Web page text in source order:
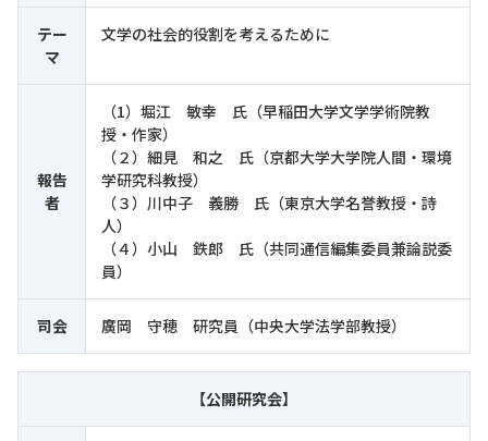
テー
マ
文学の社会的役割を考えるために
報告
者
（1）堀江 敏幸 氏（早稲田大学文学学術院教
授・作家）
（２）細見 和之 氏（京都大学大学院人間・環境
学研究科教授）
（３）川中子 義勝 氏（東京大学名誉教授・詩
人）
（４）小山 鉄郎 氏（共同通信編集委員兼論説委
員）
司会 廣岡 守穂 研究員（中央大学法学部教授）
【公開研究会】